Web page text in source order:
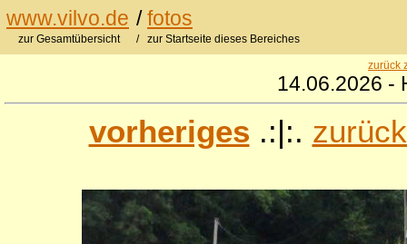
www.vilvo.de /fotos
zur Gesamtübersicht / zur Startseite dieses Bereiches
zurück
14.06.2026 -
vorheriges .:|:.